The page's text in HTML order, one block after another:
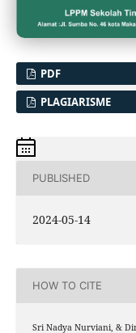
PDF
PLAGIARISME
PUBLISHED
2024-05-14
HOW TO CITE
Sri Nadya Nurviani, &